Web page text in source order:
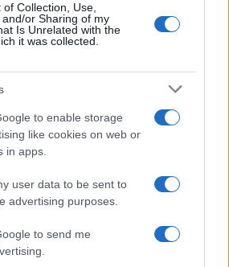
Collection, Use,
or Sharing of my
Is Unrelated with the
it was collected.
to enable storage
like cookies on web or
in apps.
user data to be sent to
advertising purposes.
to send me
ΗΠΑ
Αερόσακοι γονάτων: ελάχιστα
τα οφέλη τους